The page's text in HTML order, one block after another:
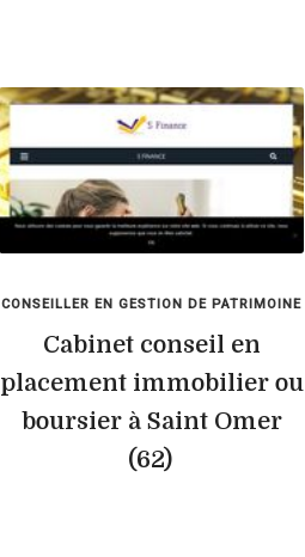
CONSEILLER EN GESTION DE PATRIMOINE
Cabinet conseil en
placement immobilier ou
boursier à Saint Omer
(62)